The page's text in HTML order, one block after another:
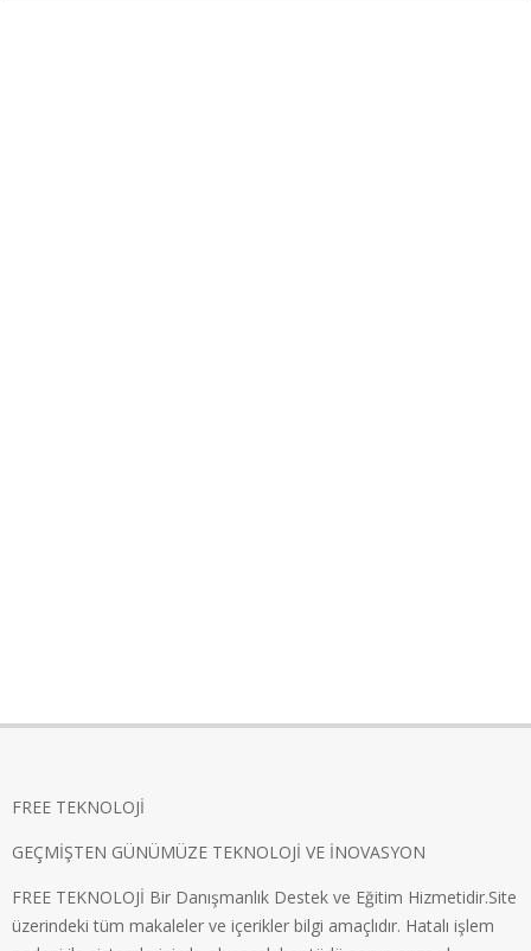
FREE TEKNOLOJİ
GEÇMİŞTEN GÜNÜMÜZE TEKNOLOJİ VE İNOVASYON
FREE TEKNOLOJİ Bir Danışmanlık Destek ve Eğitim Hizmetidir.Site
üzerindeki tüm makaleler ve içerikler bilgi amaçlıdır. Hatalı işlem